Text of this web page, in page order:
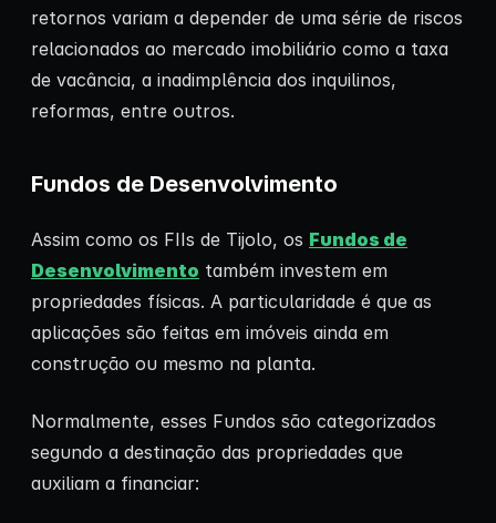
retornos variam a depender de uma série de riscos
relacionados ao mercado imobiliário como a taxa
de vacância, a inadimplência dos inquilinos,
reformas, entre outros.
Fundos de Desenvolvimento
Assim como os FIIs de Tijolo, os Fundos de
Desenvolvimento também investem em
propriedades físicas. A particularidade é que as
aplicações são feitas em imóveis ainda em
construção ou mesmo na planta.
Normalmente, esses Fundos são categorizados
segundo a destinação das propriedades que
auxiliam a financiar: